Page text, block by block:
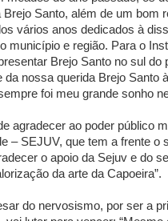
Santo, além de um bom
vários anos dedicados à
município e região. Para o
Brejo Santo no sul do
nossa querida Brejo Santo
foi meu grande sonho
agradecer ao poder público
– SEJUV, que tem a frente o
o apoio da Sejuv e do
da arte da Capoeira”.
do nervosismo, por ser a